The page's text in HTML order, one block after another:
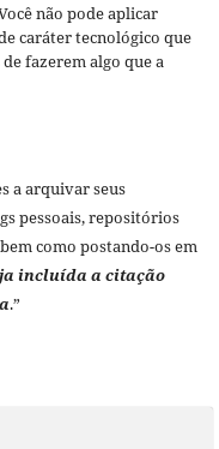
não pode aplicar
caráter tecnológico que
fazerem algo que a
a arquivar seus
pessoais, repositórios
como postando-os em
incluída a citação
.”